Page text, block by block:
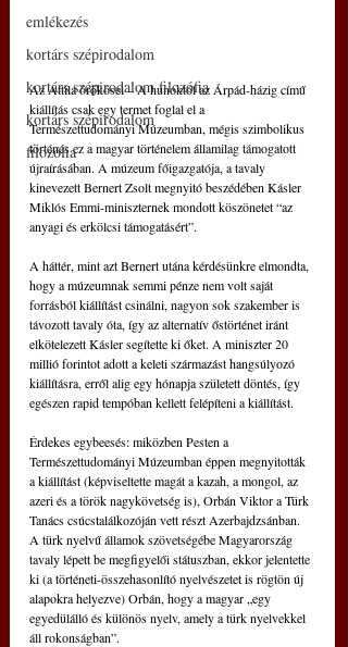
emlékezés
kortárs szépirodalom
kortárs szépirodalom filozófia
kortárs szépirodalom
filozófia
Az Attila örökösei – A hunoktól az Árpád-házig című
kiállítás csak egy termet foglal el a
Természettudományi Múzeumban, mégis szimbolikus
történés ez a magyar történelem államilag támogatott
újraírásában. A múzeum főigazgatója, a tavaly
kinevezett Bernert Zsolt megnyitó beszédében Kásler
Miklós Emmi-miniszternek mondott köszönetet “az
anyagi és erkölcsi támogatásért”.
A háttér, mint azt Bernert utána kérdésünkre elmondta,
hogy a múzeumnak semmi pénze nem volt saját
forrásból kiállítást csinálni, nagyon sok szakember is
távozott tavaly óta, így az alternatív őstörténet iránt
elkötelezett Kásler segítette ki őket. A miniszter 20
millió forintot adott a keleti származást hangsúlyozó
kiállításra, erről alig egy hónapja született döntés, így
egészen rapid tempóban kellett felépíteni a kiállítást.
Érdekes egybeesés: miközben Pesten a
Természettudományi Múzeumban éppen megnyitották
a kiállítást (képviseltette magát a kazah, a mongol, az
azeri és a török nagykövetség is), Orbán Viktor a Türk
Tanács csúcstalálkozóján vett részt Azerbajdzsánban.
A türk nyelvű államok szövetségébe Magyarország
tavaly lépett be megfigyelői státuszban, ekkor jelentette
ki (a történeti-összehasonlító nyelvészetet is rögtön új
alapokra helyezve) Orbán, hogy a magyar „egy
egyedülálló és különös nyelv, amely a türk nyelvekkel
áll rokonságban”.